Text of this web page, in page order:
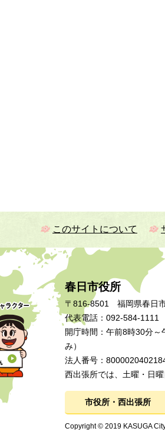
このサイトについて
春日市役所
〒816-8501 福岡県春日
代表電話：092-584-1111
開庁時間：午前8時30分
み）
法人番号：
西出張所では、土曜・日
市役所・西出張所
Copyright © 2019 KASUGA